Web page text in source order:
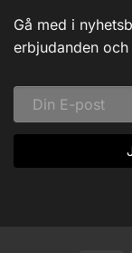
Dalarna:
Ett
i
Gå med i
erbjudanden och